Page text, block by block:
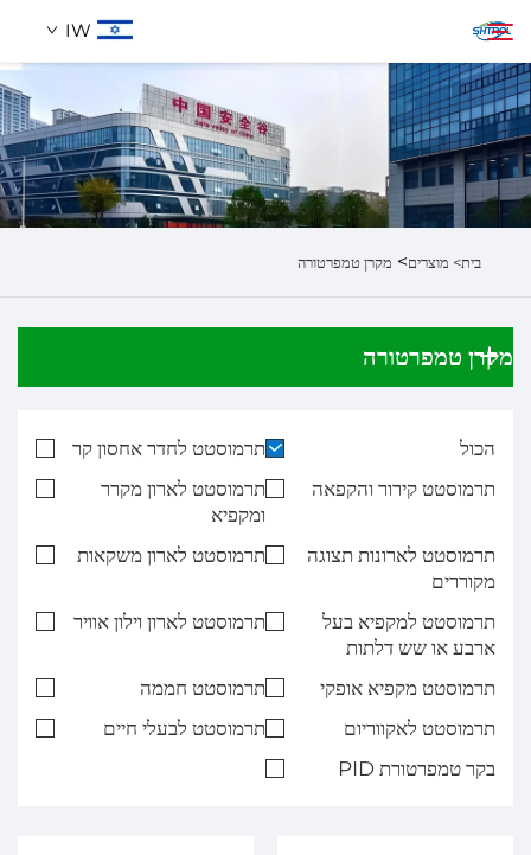
IW
אודותינו
מוצרים
חיפוש
בית> מוצרים> מקרן טמפרטורה
מקרן טמפרטורה
הכול
תרמוסטט לחדר אחסון קר
תרמוסטט קירור והקפאה
תרמוסטט לארון מקרר
ומקפיא
תרמוסטט לארונות תצוגה
מקוררים
תרמוסטט לארון משקאות
תרמוסטט למקפיא בעל
ארבע או שש דלתות
תרמוסטט לארון וילון אוויר
תרמוסטט מקפיא אופקי
תרמוסטט חממה
תרמוסטט לאקווריום
תרמוסטט לבעלי חיים
בקר טמפרטורת PID